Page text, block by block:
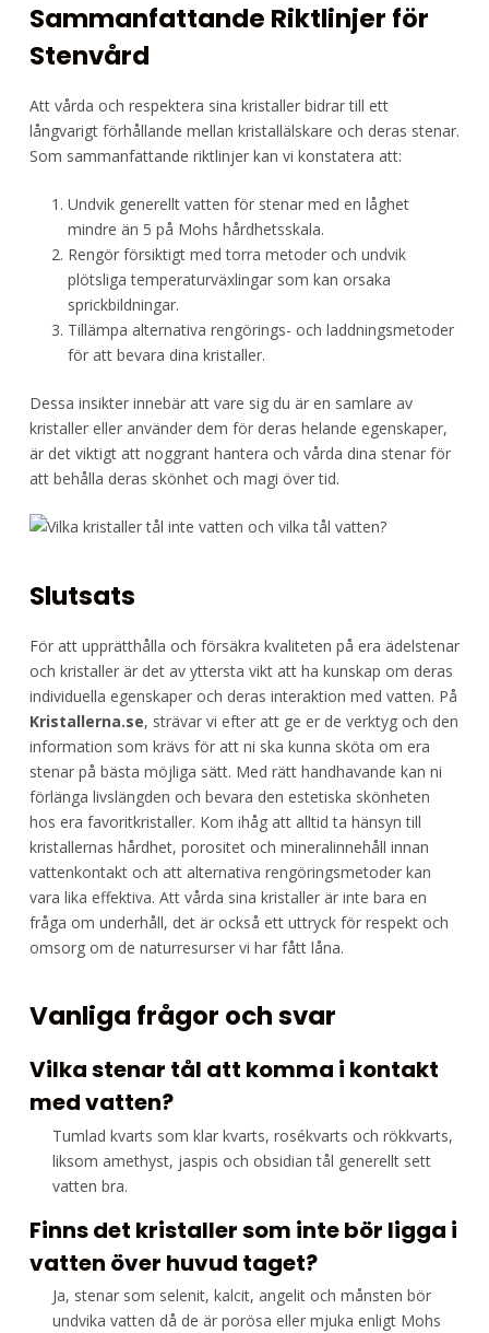
Sammanfattande Riktlinjer för
Stenvård
Att vårda och respektera sina kristaller bidrar till ett
långvarigt förhållande mellan kristallälskare och deras stenar.
Som sammanfattande riktlinjer kan vi konstatera att:
Undvik generellt vatten för stenar med en låghet
mindre än 5 på Mohs hårdhetsskala.
Rengör försiktigt med torra metoder och undvik
plötsliga temperaturväxlingar som kan orsaka
sprickbildningar.
Tillämpa alternativa rengörings- och laddningsmetoder
för att bevara dina kristaller.
Dessa insikter innebär att vare sig du är en samlare av
kristaller eller använder dem för deras helande egenskaper,
är det viktigt att noggrant hantera och vårda dina stenar för
att behålla deras skönhet och magi över tid.
Slutsats
För att upprätthålla och försäkra kvaliteten på era ädelstenar
och kristaller är det av yttersta vikt att ha kunskap om deras
individuella egenskaper och deras interaktion med vatten. På
Kristallerna.se, strävar vi efter att ge er de verktyg och den
information som krävs för att ni ska kunna sköta om era
stenar på bästa möjliga sätt. Med rätt handhavande kan ni
förlänga livslängden och bevara den estetiska skönheten
hos era favoritkristaller. Kom ihåg att alltid ta hänsyn till
kristallernas hårdhet, porositet och mineralinnehåll innan
vattenkontakt och att alternativa rengöringsmetoder kan
vara lika effektiva. Att vårda sina kristaller är inte bara en
fråga om underhåll, det är också ett uttryck för respekt och
omsorg om de naturresurser vi har fått låna.
Vanliga frågor och svar
Vilka stenar tål att komma i kontakt
med vatten?
Tumlad kvarts som klar kvarts, rosékvarts och rökkvarts,
liksom amethyst, jaspis och obsidian tål generellt sett
vatten bra.
Finns det kristaller som inte bör ligga i
vatten över huvud taget?
Ja, stenar som selenit, kalcit, angelit och månsten bör
undvika vatten då de är porösa eller mjuka enligt Mohs